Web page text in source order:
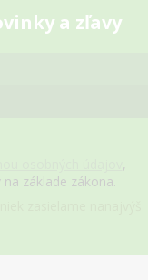
a zľavy
,
základe zákona.